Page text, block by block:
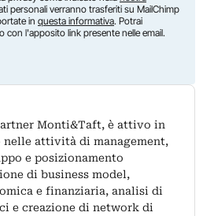
personali verranno trasferiti su MailChimp
in questa informativa. Potrai
con l'apposito link presente nelle email.
Monti&Taft, è attivo in
nelle attività di management,
e posizionamento
di business model,
e finanziaria, analisi di
e creazione di network di